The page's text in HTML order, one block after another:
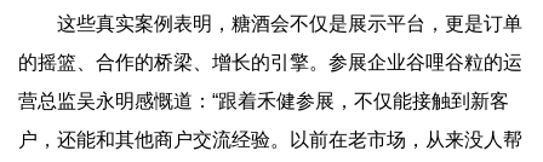
这些真实案例表明，糖酒会不仅是展示平台，更是订单
的摇篮、合作的桥梁、增长的引擎。参展企业谷哩谷粒的运
营总监吴永明感慨道：“跟着禾健参展，不仅能接触到新客
户，还能和其他商户交流经验。以前在老市场，从来没人帮